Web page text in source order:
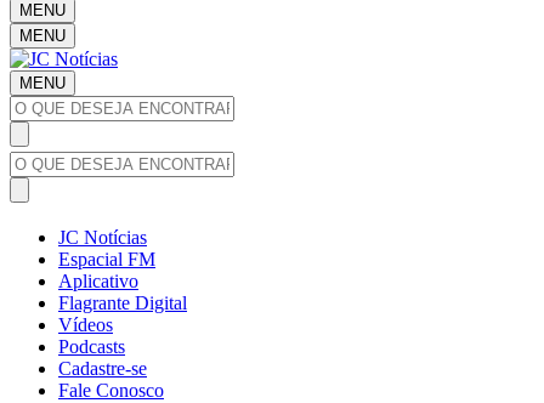
MENU
MENU
MENU
JC Notícias
Espacial FM
Aplicativo
Flagrante Digital
Vídeos
Podcasts
Cadastre-se
Fale Conosco